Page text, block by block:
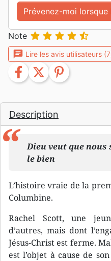
Description
Dieu veut que
le bien
L’histoire vraie de la
Columbine.
Rachel Scott, une
d’autres, mais dont
Jésus-Christ est ferme.
est l’objet à cause de
Prévenez-moi
Note     
chat Lire les avis utilisateurs
facebook twitter pinterest